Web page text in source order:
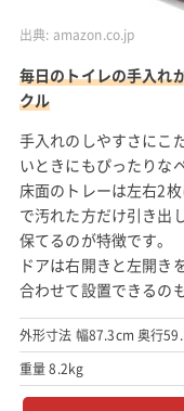
出典: amazon.co.jp
毎日のトイレの手入れ
クル
手入れのしやすさにこ
いときにもぴったりな
床面のトレーは左右2
で汚れた方だけ引き出
保てるのが特徴です。
ドアは右開きと左開き
合わせて設置できるの
外形寸法 幅87.3cm 奥行
重量 8.2kg